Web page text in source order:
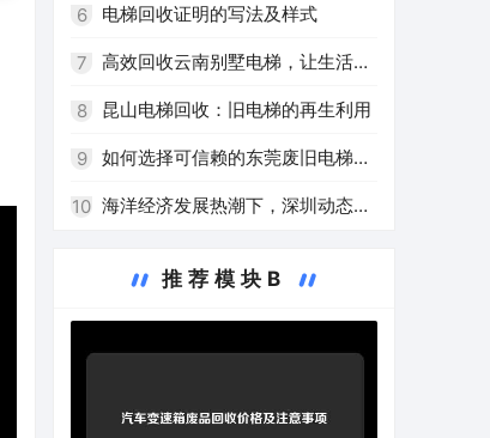
收公司
6 电梯回收证明的写法及样式
7 高效回收云南别墅电梯，让生活更
环保
8 昆山电梯回收：旧电梯的再生利用
9 如何选择可信赖的东莞废旧电梯回
收厂家？
10 海洋经济发展热潮下，深圳动态回
推荐模块B